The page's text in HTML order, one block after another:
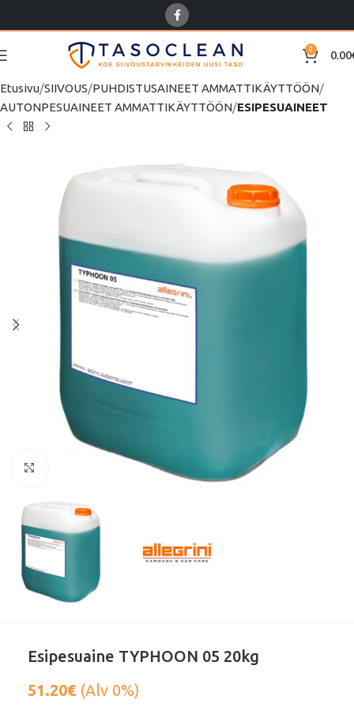
0 0.00
Etusivu SIIVOUS PUHDISTUSAINEET AMMATTIKÄYTTÖÖN
AUTONPESUAINEET AMMATTIKÄYTTÖÖN ESIPESUAINEET
Klikkaa suurentaaksesi
Esipesuaine TYPHOON 05 20kg
51.20€ (Alv 0%)